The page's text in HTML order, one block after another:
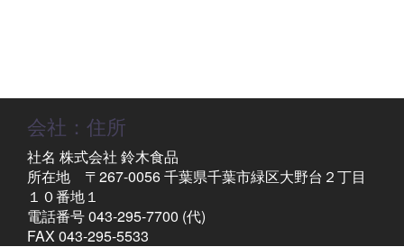
会社：住所
社名 株式会社 鈴木食品
所在地 〒267-0056 千葉県千葉市緑区大野台２丁目
１０番地１
電話番号 043-295-7700 (代)
FAX 043-295-5533